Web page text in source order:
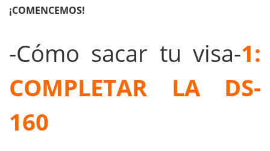
¡COMENCEMOS!
-Cómo sacar tu visa-1:
COMPLETAR LA DS-
160